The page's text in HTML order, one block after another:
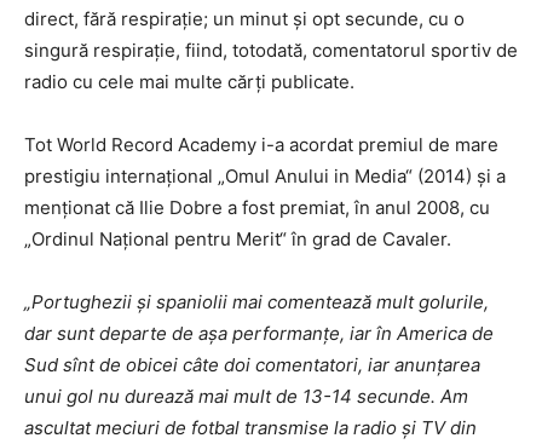
direct, fără respirație; un minut și opt secunde, cu o
singură respirație, fiind, totodată, comentatorul sportiv de
radio cu cele mai multe cărți publicate.
Tot World Record Acade­my i-a acordat premiul de mare
prestigiu internațional „Omul Anului in Media“ (2014) și a
menționat că Ilie Dobre a fost premiat, în anul 2008, cu
„Ordinul Național pentru Merit“ în grad de Cavaler.
„Portughezii și spaniolii mai comentează mult golurile,
dar sunt departe de așa performanțe, iar în America de
Sud sînt de obicei câte doi comentatori, iar anunțarea
unui gol nu durează mai mult de 13-14 secunde. Am
ascultat meciuri de fotbal transmise la radio și TV din